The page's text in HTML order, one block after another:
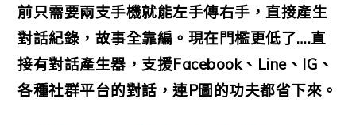
前只需要兩支手機就能左手傳右手，直接產生
對話紀錄，故事全靠編。現在門檻更低了….直
接有對話產生器，支援Facebook、Line、IG、
各種社群平台的對話，連P圖的功夫都省下來。